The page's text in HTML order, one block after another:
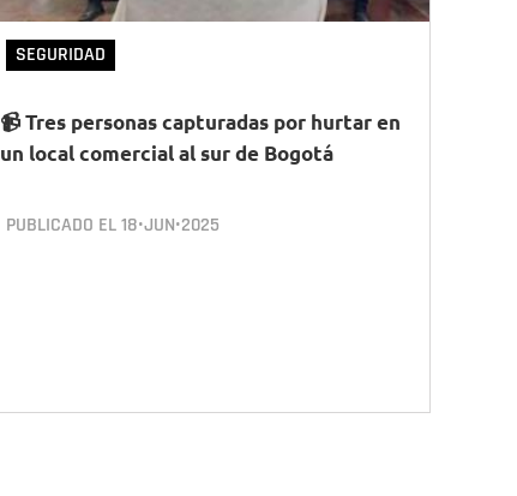
SEGURIDAD
📹 Tres personas capturadas por hurtar en
un local comercial al sur de Bogotá
PUBLICADO EL18•JUN•2025